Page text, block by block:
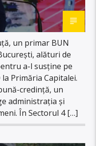
un primar BUN
alături de
a-l susține pe
Primăria Capitalei.
credință, un
administrația și
În Sectorul 4 […]